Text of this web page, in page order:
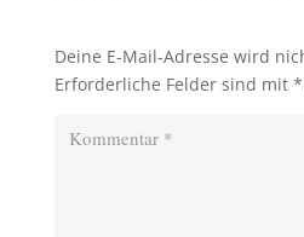
Deine E-Mail-Adresse wird
Erforderliche Felder sind mit *